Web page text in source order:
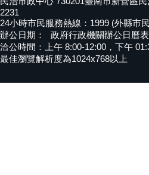
泉
桐
花
祭
2231
24小時市民服務熱線：1999 (外縣市
辦公日期：
政府行政機關辦公日曆表
洽公時間：上午 8:00-12:00，下午
最佳瀏覽解析度為1024x768以上